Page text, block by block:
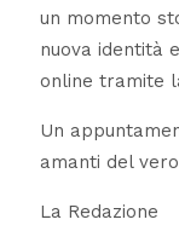
un momento
nuova identità
online tramite
Un
amanti del
La Redazione